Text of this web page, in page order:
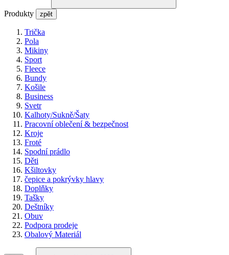
Produkty zpět
Trička
Pola
Mikiny
Sport
Fleece
Bundy
Košile
Business
Svetr
Kalhoty/Sukně/Šaty
Pracovní oblečení & bezpečnost
Kroje
Froté
Spodní prádlo
Děti
Kšiltovky
čepice a pokrývky hlavy
Doplňky
Tašky
Deštníky
Obuv
Podpora prodeje
Obalový Materiál